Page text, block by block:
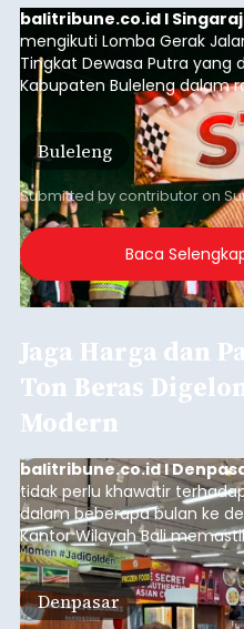
balitribune.co.id I
mengikuti Lomba Gerak
Tingkat Dewasa Putra yang
Kabupaten Buleleng dalam
HUT ke-81 Kemerdekaan
Lomba resmi dimulai dari
Desa Celukan Bawang,
Buleleng
Submitted bycontributoron
Baca
Jaga Harga dan
Ton Beras
Modern
balitribune.co.id I
tidak perlu khawatir
dalam beberapa bulan ke
Kantor Wilayah Bali
Beras Pemerintah (CBP)
aman, bahkan
kebutuhan masyarakat
Denpasar